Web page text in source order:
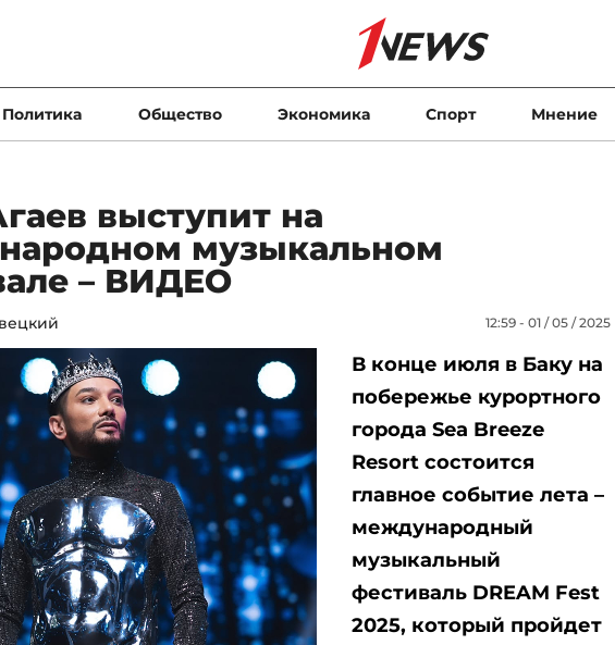
Политика Общество Экономика Спорт Мнение
выступит на
музыкальном
– ВИДЕО
12:59 - 01 / 05 / 2025
В конце июля в Баку на
побережье курортного
города Sea Breeze
Resort состоится
главное событие лета –
международный
музыкальный
фестиваль DREAM Fest
2025, который пройдет